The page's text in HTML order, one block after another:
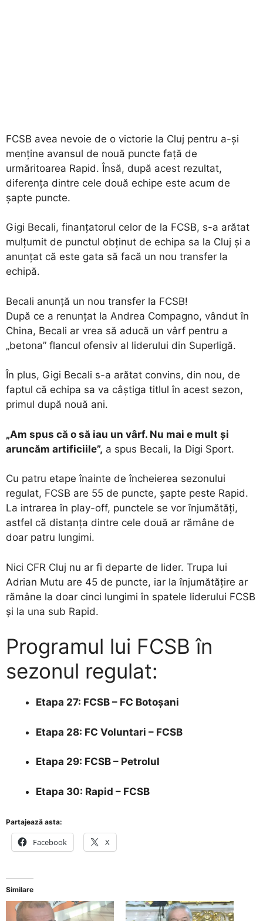
FCSB avea nevoie de o victorie la Cluj pentru a-și
menține avansul de nouă puncte față de
urmăritoarea Rapid. Însă, după acest rezultat,
diferența dintre cele două echipe este acum de
șapte puncte.
Gigi Becali, finanțatorul celor de la FCSB, s-a arătat
mulțumit de punctul obținut de echipa sa la Cluj și a
anunțat că este gata să facă un nou transfer la
echipă.
Becali anunță un nou transfer la FCSB!
După ce a renunțat la Andrea Compagno, vândut în
China, Becali ar vrea să aducă un vârf pentru a
„betona” flancul ofensiv al liderului din Superligă.
În plus, Gigi Becali s-a arătat convins, din nou, de
faptul că echipa sa va câștiga titlul în acest sezon,
primul după nouă ani.
„Am spus că o să iau un vârf. Nu mai e mult și
aruncăm artificiile”, a spus Becali, la Digi Sport.
Cu patru etape înainte de încheierea sezonului
regulat, FCSB are 55 de puncte, șapte peste Rapid.
La intrarea în play-off, punctele se vor înjumătăți,
astfel că distanța dintre cele două ar rămâne de
doar patru lungimi.
Nici CFR Cluj nu ar fi departe de lider. Trupa lui
Adrian Mutu are 45 de puncte, iar la înjumătățire ar
rămâne la doar cinci lungimi în spatele liderului FCSB
și la una sub Rapid.
Programul lui FCSB în
sezonul regulat:
Etapa 27: FCSB – FC Botoșani
Etapa 28: FC Voluntari – FCSB
Etapa 29: FCSB – Petrolul
Etapa 30: Rapid – FCSB
Partajează asta:
Facebook X
Similare